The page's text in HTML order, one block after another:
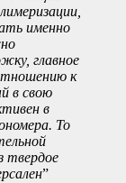
именно
главное
к
в свою
в
То
твердое
”